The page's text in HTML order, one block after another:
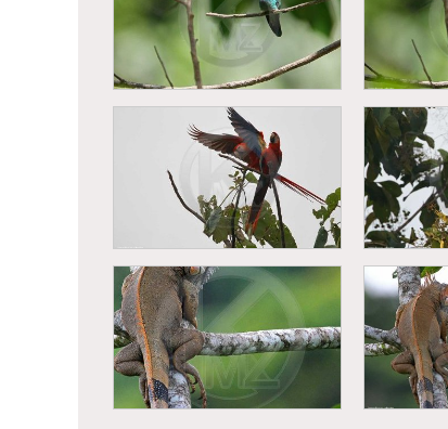
Vautour prenant son vol
Singe
Colibri thalassin (Colibri
thalassinus)
Colibri
Ara rouge (Ara macao) Ara